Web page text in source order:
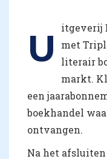
U
itgeverij
met
literair
markt.
een
boekhandel
ontvangen.
Na het